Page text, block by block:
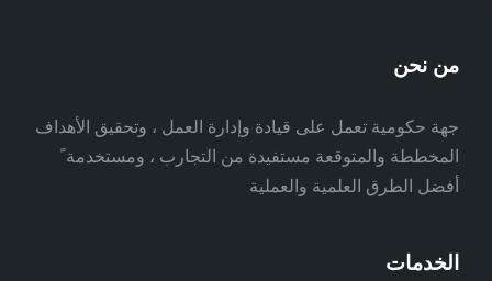
من نحن
جهة حكومية تعمل على قيادة وإدارة العمل ، وتحقيق الأهداف
المخططة والمتوقعة مستفيدة من التجارب ، ومستخدمة ً
أفضل الطرق العلمية والعملية
الخدمات